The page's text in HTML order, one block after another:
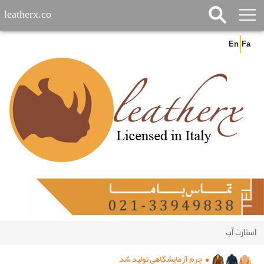
leatherx.co
Fa
En
استارت آپ
چرم آزمایشگاهی تولید شد